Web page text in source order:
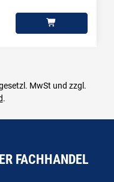
MwSt und zzgl.
.
FACHHANDEL